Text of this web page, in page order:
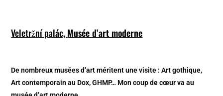
Veletržní palác,Musée d’art moderne
De nombreux musées d’art méritent une visite : Art gothique,
Art contemporain au Dox, GHMP… Mon coup de cœur va au